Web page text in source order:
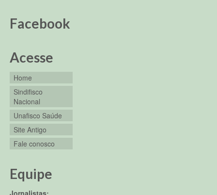
Facebook
Acesse
Home
Sindifisco
Nacional
Unafisco Saúde
Site Antigo
Fale conosco
Equipe